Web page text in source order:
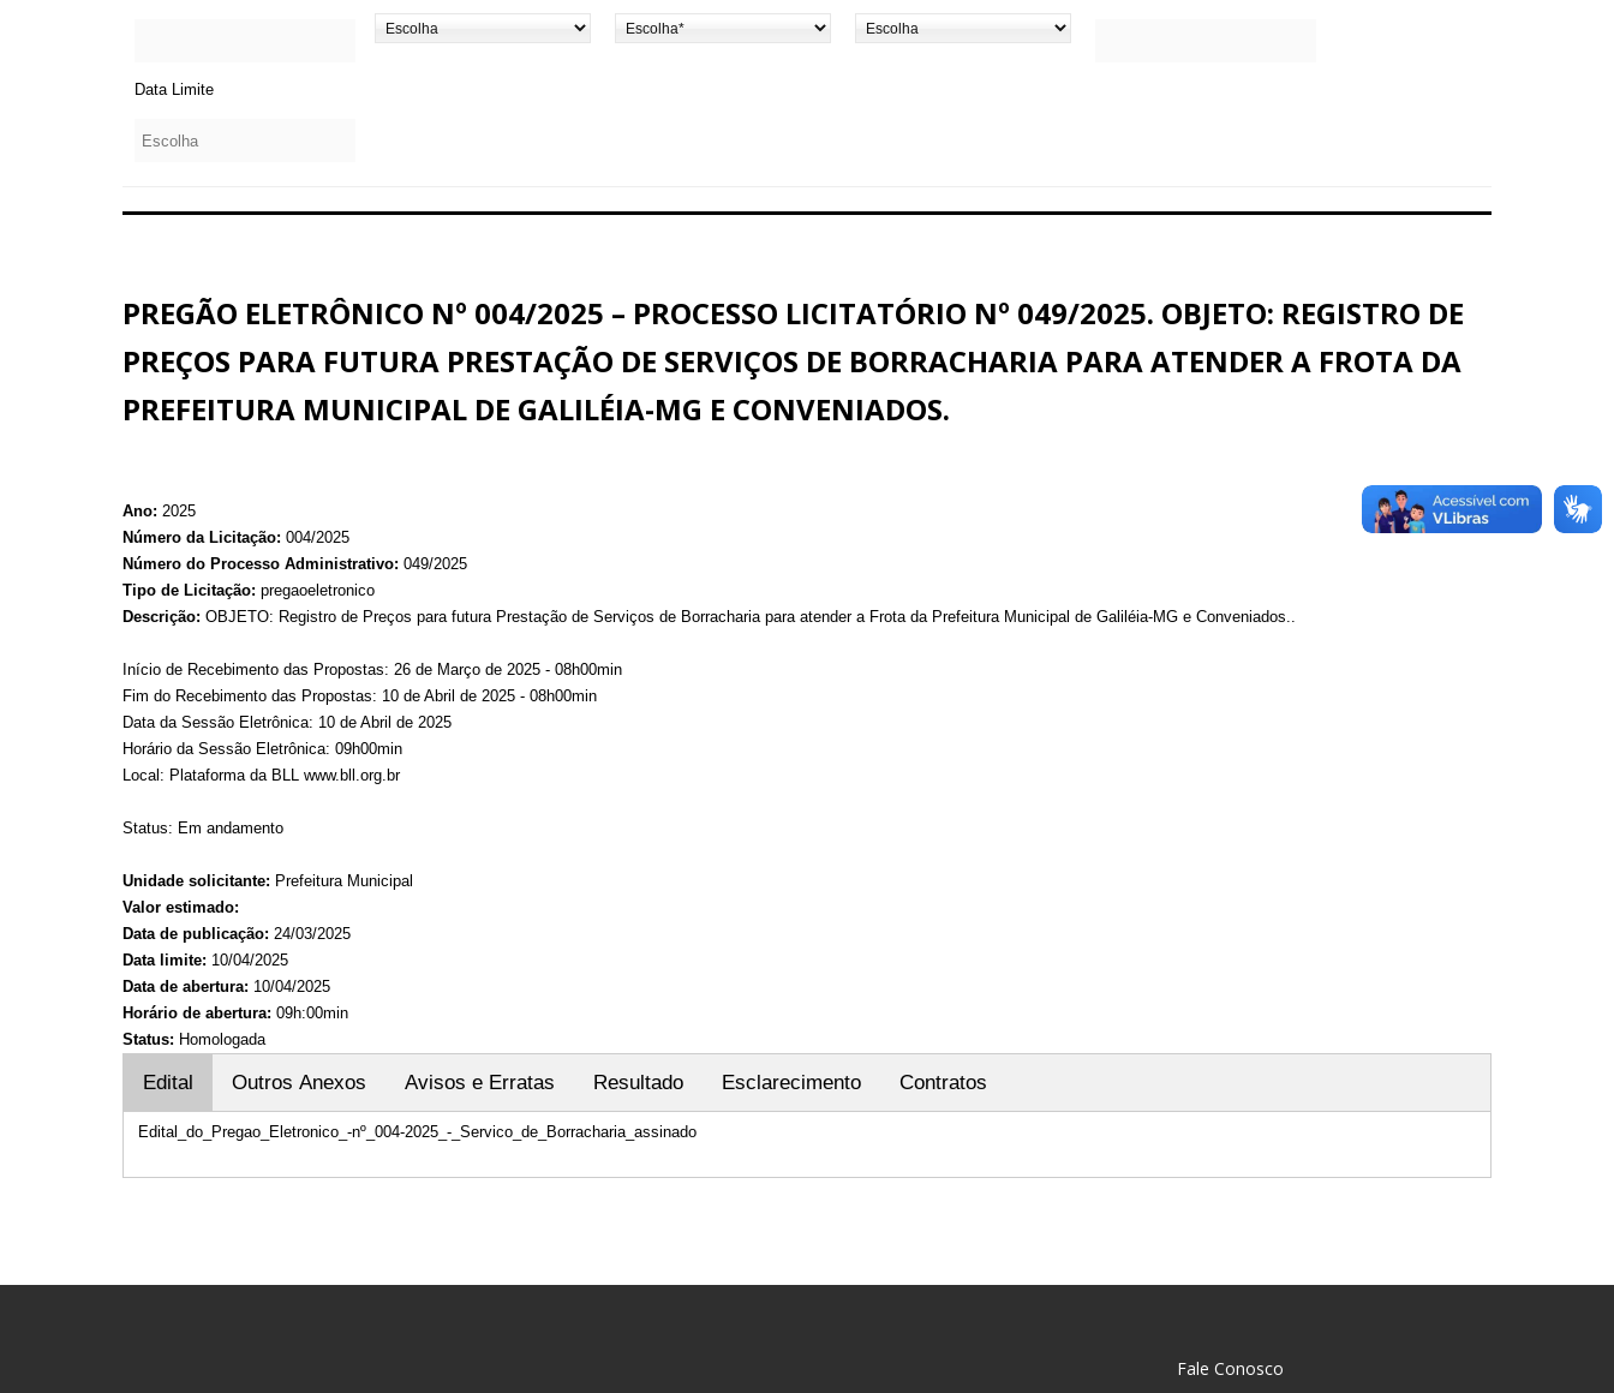
Data Limite
PREGÃO ELETRÔNICO Nº 004/2025 – PROCESSO LICITATÓRIO Nº 049/2025. OBJETO: REGISTRO DE
PREÇOS PARA FUTURA PRESTAÇÃO DE SERVIÇOS DE BORRACHARIA PARA ATENDER A FROTA DA
PREFEITURA MUNICIPAL DE GALILÉIA-MG E CONVENIADOS.
Ano: 2025
Número da Licitação: 004/2025
Número do Processo Administrativo: 049/2025
Tipo de Licitação: pregaoeletronico
Descrição: OBJETO: Registro de Preços para futura Prestação de Serviços de Borracharia para atender a Frota da Prefeitura Municipal de Galiléia-MG e Conveniados..
Início de Recebimento das Propostas: 26 de Março de 2025 - 08h00min
Fim do Recebimento das Propostas: 10 de Abril de 2025 - 08h00min
Data da Sessão Eletrônica: 10 de Abril de 2025
Horário da Sessão Eletrônica: 09h00min
Local: Plataforma da BLL www.bll.org.br
Status: Em andamento
Unidade solicitante: Prefeitura Municipal
Valor estimado:
Data de publicação: 24/03/2025
Data limite: 10/04/2025
Data de abertura: 10/04/2025
Horário de abertura: 09h:00min
Status: Homologada
Edital Outros Anexos Avisos e Erratas Resultado Esclarecimento Contratos
Edital_do_Pregao_Eletronico_-nº_004-2025_-_Servico_de_Borracharia_assinado
Fale Conosco